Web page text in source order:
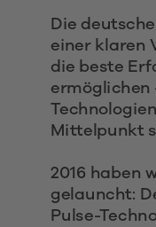
Die
einer klaren
die beste
ermöglichen
Mittelpunkt
2016 haben
gelauncht:
Pulse-